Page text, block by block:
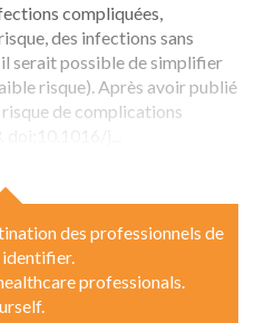
compliquées,
des infections sans
serait possible de simplifier
risque). Après avoir publié
de complications
des professionnels de
identifier.
professionals.